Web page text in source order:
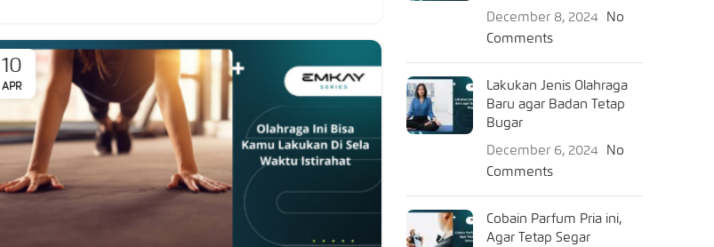
10
APR
December 8, 2024 No
Comments
Lakukan Jenis Olahraga
Baru agar Badan Tetap
Bugar
December 6, 2024 No
Comments
Cobain Parfum Pria ini,
Agar Tetap Segar